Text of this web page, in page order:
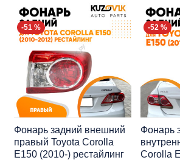
-51 %
Фонарь задний внешний
правый Toyota Corolla
E150 (2010-) рестайлинг
-52 %
Фонарь
Corolla